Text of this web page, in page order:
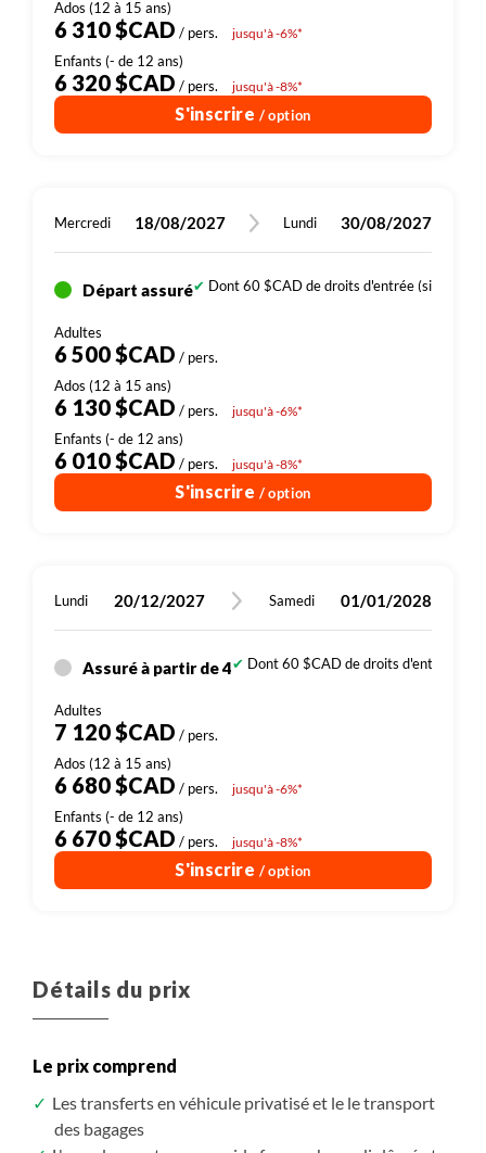
6 310 $CAD / pers. jusqu'à -6%*
6 320 $CAD / pers. jusqu'à -8%*
S'inscrire / option
Mercredi 18/08/2027 Lundi 30/08/2027
Départ assuré Dont 60 $CAD de droits d'entrée (sites,
6 500 $CAD / pers.
6 130 $CAD / pers. jusqu'à -6%*
6 010 $CAD / pers. jusqu'à -8%*
S'inscrire / option
Lundi 20/12/2027 Samedi 01/01/2028
Assuré à partir de 4 Dont 60 $CAD de droits d'entrée
7 120 $CAD / pers.
6 680 $CAD / pers. jusqu'à -6%*
6 670 $CAD / pers. jusqu'à -8%*
S'inscrire / option
Détails du prix
Le prix comprend
Les transferts en véhicule privatisé et le le transport
des bagages